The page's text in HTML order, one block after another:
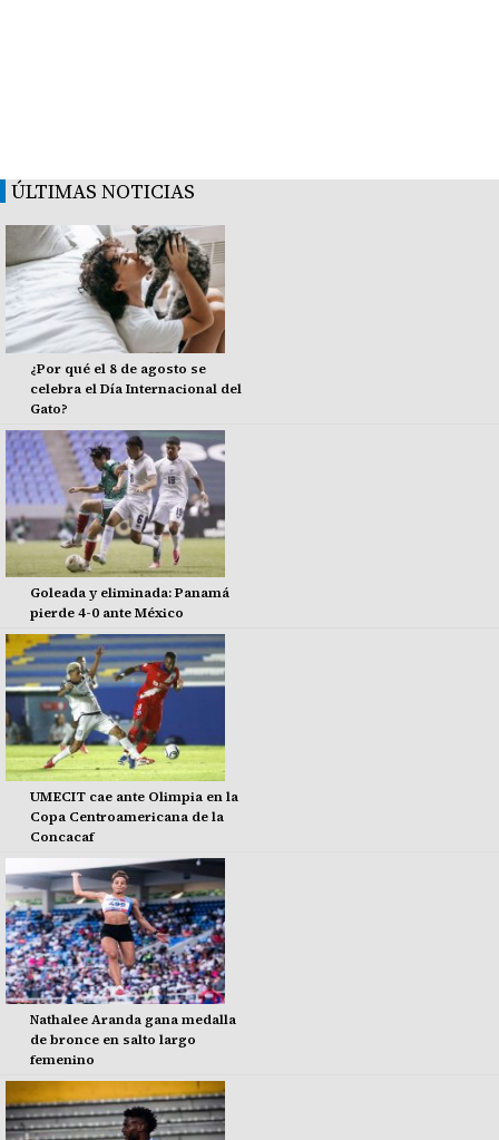
ÚLTIMAS NOTICIAS
¿Por qué el 8 de agosto se
celebra el Día Internacional del
Gato?
Goleada y eliminada: Panamá
pierde 4-0 ante México
UMECIT cae ante Olimpia en la
Copa Centroamericana de la
Concacaf
Nathalee Aranda gana medalla
de bronce en salto largo
femenino